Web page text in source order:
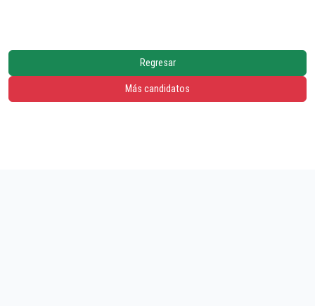
Regresar
Más candidatos